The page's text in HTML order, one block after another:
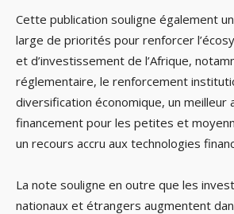
Cette publication souligne également
large de priorités pour renforcer
et d’investissement de l’Afrique,
réglementaire, le renforcement
diversification économique, un meilleur
financement pour les petites et
un recours accru aux technologies
La note souligne en outre que les
nationaux et étrangers augmentent